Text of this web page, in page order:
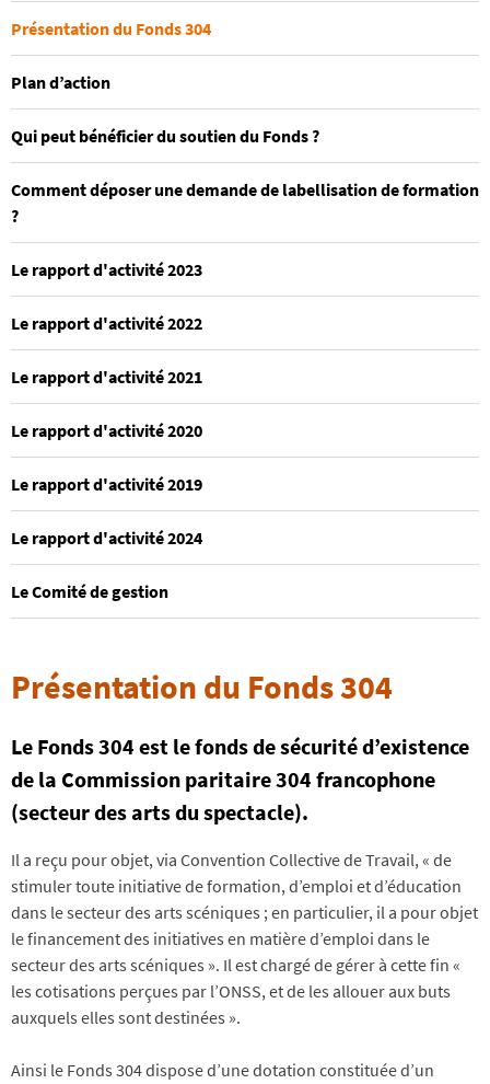
Présentation du Fonds 304
Plan d’action
Qui peut bénéficier du soutien du Fonds ?
Comment déposer une demande de labellisation de formation
?
Le rapport d'activité 2023
Le rapport d'activité 2022
Le rapport d'activité 2021
Le rapport d'activité 2020
Le rapport d'activité 2019
Le rapport d'activité 2024
Le Comité de gestion
Présentation du Fonds 304
Le Fonds 304 est le fonds de sécurité d’existence
de la Commission paritaire 304 francophone
(secteur des arts du spectacle).
Il a reçu pour objet, via Convention Collective de Travail, « de
stimuler toute initiative de formation, d’emploi et d’éducation
dans le secteur des arts scéniques ; en particulier, il a pour objet
le financement des initiatives en matière d’emploi dans le
secteur des arts scéniques ». Il est chargé de gérer à cette fin «
les cotisations perçues par l’ONSS, et de les allouer aux buts
auxquels elles sont destinées ».
Ainsi le Fonds 304 dispose d’une dotation constituée d’un